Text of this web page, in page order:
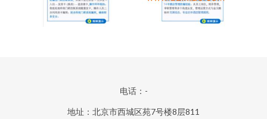
电话：-
地址：北京市西城区苑7号楼8层811